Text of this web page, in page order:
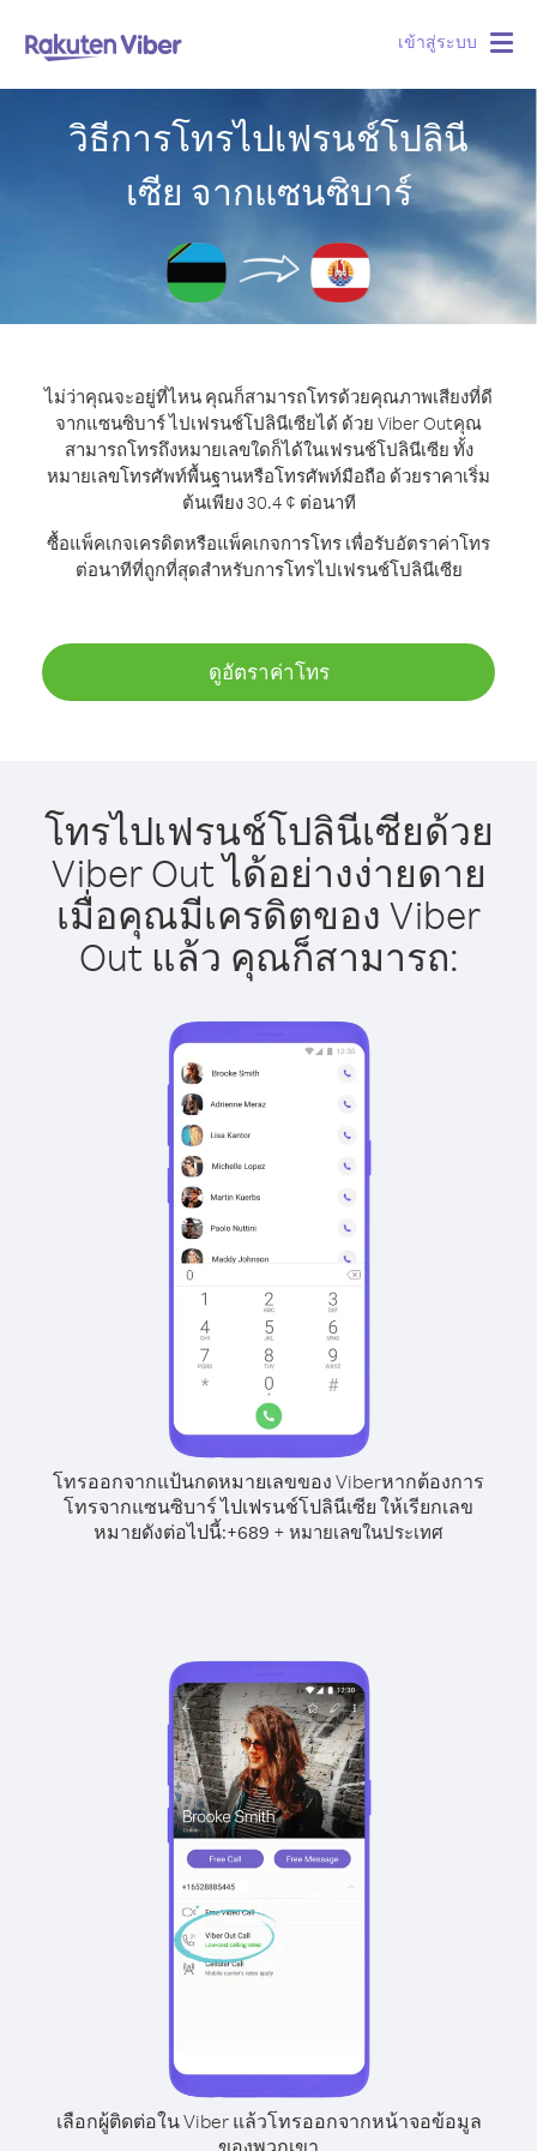
เข้าสู่ระบบ
วิธีการโทรไปเฟรนช์โปลินี
เซีย จากแซนซิบาร์
ไม่ว่าคุณจะอยู่ที่ไหน คุณก็สามารถโทรด้วยคุณภาพเสียงที่ดี
จากแซนซิบาร์ ไปเฟรนช์โปลินีเซียได้ ด้วย Viber Outคุณ
สามารถโทรถึงหมายเลขใดก็ได้ในเฟรนช์โปลินีเซีย ทั้ง
หมายเลขโทรศัพท์พื้นฐานหรือโทรศัพท์มือถือ ด้วยราคาเริ่ม
ต้นเพียง 30.4 ¢ ต่อนาที
ซื้อแพ็คเกจเครดิตหรือแพ็คเกจการโทร เพื่อรับอัตราค่าโทร
ต่อนาทีที่ถูกที่สุดสำหรับการโทรไปเฟรนช์โปลินีเซีย
ดูอัตราค่าโทร
โทรไปเฟรนช์โปลินีเซียด้วย
Viber Out ได้อย่างง่ายดาย
เมื่อคุณมีเครดิตของ Viber
Out แล้ว คุณก็สามารถ:
โทรออกจากแป้นกดหมายเลขของ Viberหากต้องการ
โทรจากแซนซิบาร์ ไปเฟรนช์โปลินีเซีย ให้เรียกเลข
หมายดังต่อไปนี้:+689 + หมายเลขในประเทศ
เลือกผู้ติดต่อใน Viber แล้วโทรออกจากหน้าจอข้อมูล
ของพวกเขา